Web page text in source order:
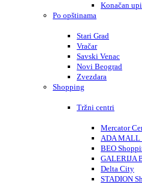
Konačan
Po opštinama
Stari Grad
Vračar
Savski Venac
Novi Beograd
Zvezdara
Shopping
Tržni centri
Mercator
ADA MALL
BEO
GALERIJA
Delta City
STADION